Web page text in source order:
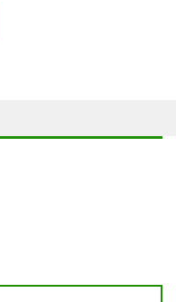
quantity